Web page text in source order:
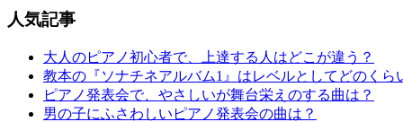
人気記事
大人のピアノ初心者で、上達する人はどこが違う？
教本の『ソナチネアルバム1』はレベルとしてどのくら
ピアノ発表会で、やさしいが舞台栄えのする曲は？
男の子にふさわしいピアノ発表会の曲は？